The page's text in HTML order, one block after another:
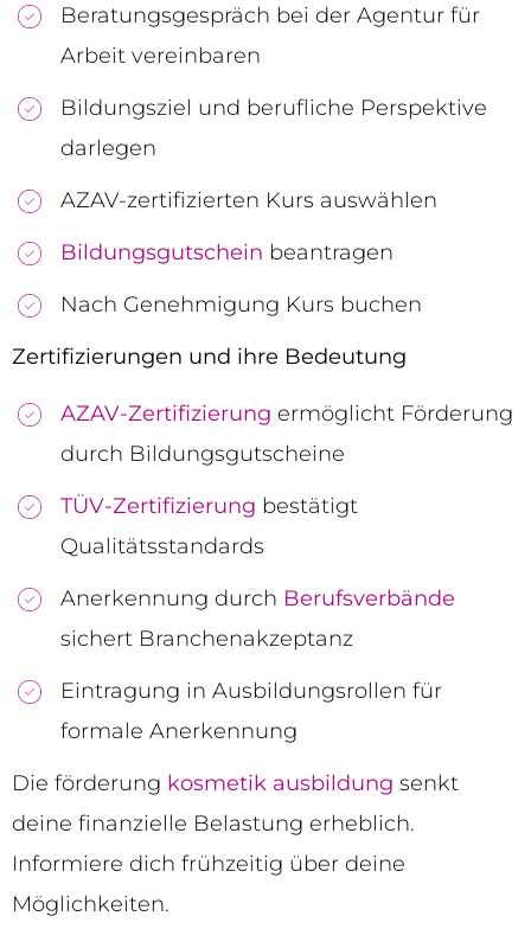
Beratungsgespräch bei der Agentur für
Arbeit vereinbaren
Bildungsziel und berufliche Perspektive
darlegen
AZAV-zertifizierten Kurs auswählen
Bildungsgutschein beantragen
Nach Genehmigung Kurs buchen
Zertifizierungen und ihre Bedeutung
AZAV-Zertifizierung ermöglicht Förderung
durch Bildungsgutscheine
TÜV-Zertifizierung bestätigt
Qualitätsstandards
Anerkennung durch Berufsverbände
sichert Branchenakzeptanz
Eintragung in Ausbildungsrollen für
formale Anerkennung
Die förderung kosmetik ausbildung senkt
deine finanzielle Belastung erheblich.
Informiere dich frühzeitig über deine
Möglichkeiten.